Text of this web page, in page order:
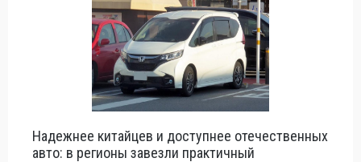
Надежнее китайцев и доступнее отечественных
авто: в регионы завезли практичный